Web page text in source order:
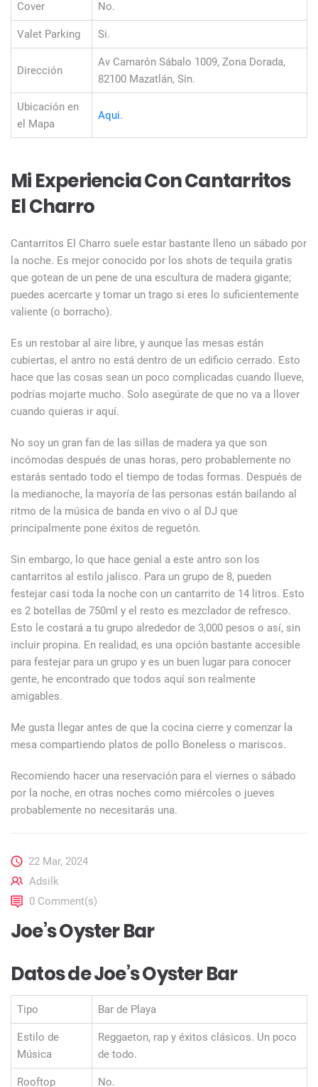
Cover No.
Valet Parking Si.
Dirección
Av Camarón Sábalo 1009, Zona Dorada,
82100 Mazatlán, Sin.
Ubicación en
el Mapa
Aqui.
Mi Experiencia Con Cantarritos
El Charro
Cantarritos El Charro suele estar bastante lleno un sábado por
la noche. Es mejor conocido por los shots de tequila gratis
que gotean de un pene de una escultura de madera gigante;
puedes acercarte y tomar un trago si eres lo suficientemente
valiente (o borracho).
Es un restobar al aire libre, y aunque las mesas están
cubiertas, el antro no está dentro de un edificio cerrado. Esto
hace que las cosas sean un poco complicadas cuando llueve,
podrías mojarte mucho. Solo asegúrate de que no va a llover
cuando quieras ir aquí.
No soy un gran fan de las sillas de madera ya que son
incómodas después de unas horas, pero probablemente no
estarás sentado todo el tiempo de todas formas. Después de
la medianoche, la mayoría de las personas están bailando al
ritmo de la música de banda en vivo o al DJ que
principalmente pone éxitos de reguetón.
Sin embargo, lo que hace genial a este antro son los
cantarritos al estilo jalisco. Para un grupo de 8, pueden
festejar casi toda la noche con un cantarrito de 14 litros. Esto
es 2 botellas de 750ml y el resto es mezclador de refresco.
Esto le costará a tu grupo alrededor de 3,000 pesos o así, sin
incluir propina. En realidad, es una opción bastante accesible
para festejar para un grupo y es un buen lugar para conocer
gente, he encontrado que todos aquí son realmente
amigables.
Me gusta llegar antes de que la cocina cierre y comenzar la
mesa compartiendo platos de pollo Boneless o mariscos.
Recomiendo hacer una reservación para el viernes o sábado
por la noche, en otras noches como miércoles o jueves
probablemente no necesitarás una.
22 Mar, 2024
Adsilk
0 Comment(s)
Joe’s Oyster Bar
Datos de Joe’s Oyster Bar
Tipo Bar de Playa
Estilo de
Música
Reggaeton, rap y éxitos clásicos. Un poco
de todo.
Rooftop No.